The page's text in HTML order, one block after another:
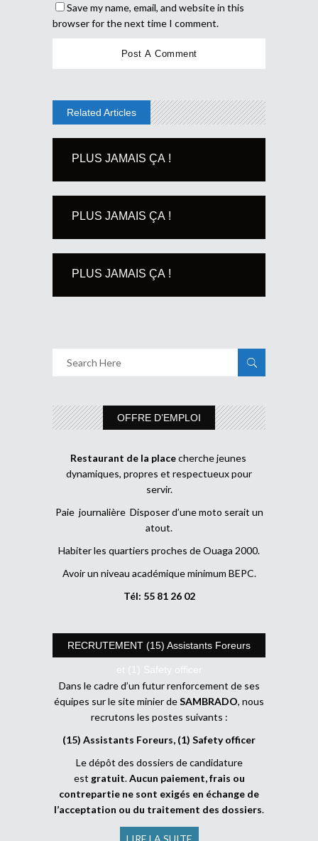
Save my name, email, and website in this
browser for the next time I comment.
Related Articles
PLUS JAMAIS ÇA !
PLUS JAMAIS ÇA !
PLUS JAMAIS ÇA !
OFFRE D’EMPLOI
Restaurant de la placecherche jeunes
dynamiques, propres et respectueux pour
servir.
Paie journalière Disposer d’une moto serait un
atout.
Habiter les quartiers proches de Ouaga 2000.
Avoir un niveau académique minimum BEPC.
Tél: 55 81 26 02
RECRUTEMENT (15) Assistants Foreurs
et (1) Safety officer
Dans le cadre d’un futur renforcement de ses
équipes sur le site minier deSAMBRADO, nous
recrutons les postes suivants :
(15) Assistants Foreurs, (1) Safety officer
Le dépôt des dossiers de candidature
est gratuit.Aucun paiement, frais ou
contrepartie ne sont exigés en échange de
l’acceptation ou du traitement des dossiers.
LIRE LA SUITE